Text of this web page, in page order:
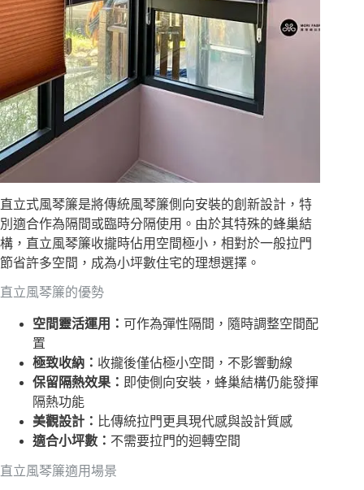
直立式風琴簾是將傳統風琴簾側向安裝的創新設計，特
別適合作為隔間或臨時分隔使用。由於其特殊的蜂巢結
構，直立風琴簾收攏時佔用空間極小，相對於一般拉門
節省許多空間，成為小坪數住宅的理想選擇。
直立風琴簾的優勢
空間靈活運用： 可作為彈性隔間，隨時調整空間配
置
極致收納： 收攏後僅佔極小空間，不影響動線
保留隔熱效果： 即使側向安裝，蜂巢結構仍能發揮
隔熱功能
美觀設計： 比傳統拉門更具現代感與設計質感
適合小坪數： 不需要拉門的迴轉空間
直立風琴簾適用場景